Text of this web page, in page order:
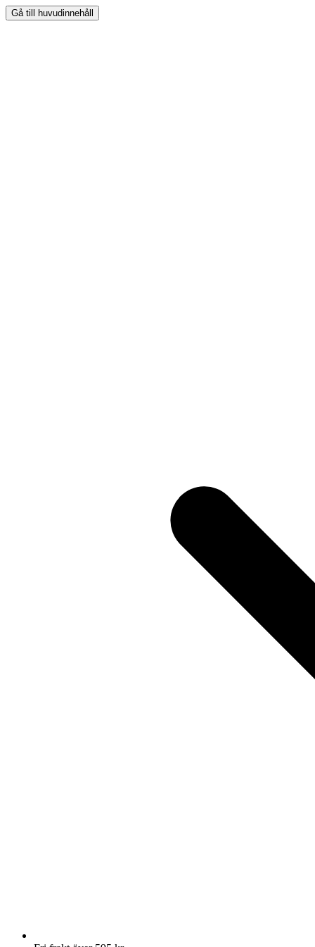
Gå till huvudinnehåll